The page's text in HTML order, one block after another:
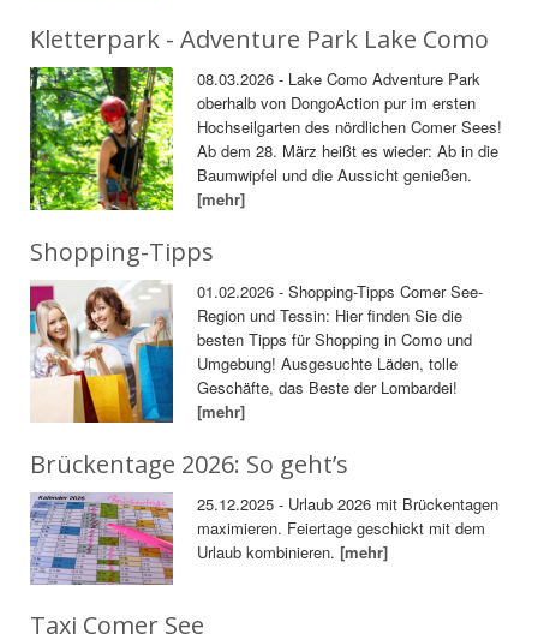
Kletterpark - Adventure Park Lake Como
08.03.2026 - Lake Como Adventure Park
oberhalb von DongoAction pur im ersten
Hochseilgarten des nördlichen Comer Sees!
Ab dem 28. März heißt es wieder: Ab in die
Baumwipfel und die Aussicht genießen.
[mehr]
Shopping-Tipps
01.02.2026 - Shopping-Tipps Comer See-
Region und Tessin: Hier finden Sie die
besten Tipps für Shopping in Como und
Umgebung! Ausgesuchte Läden, tolle
Geschäfte, das Beste der Lombardei!
[mehr]
Brückentage 2026: So geht’s
25.12.2025 - Urlaub 2026 mit Brückentagen
maximieren. Feiertage geschickt mit dem
Urlaub kombinieren.[mehr]
Taxi Comer See